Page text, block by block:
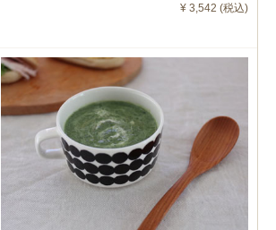
¥ 3,542 (税込)